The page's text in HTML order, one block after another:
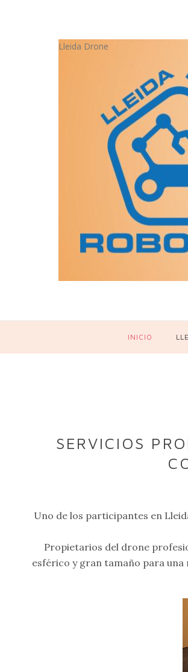
Lleida Drone
INICIO
SERVICIOS
Uno de los participantes en
Propietarios del drone
esférico y gran tamaño para